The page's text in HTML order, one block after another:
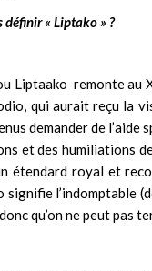
définir « Liptako » ?
Liptaako remonte au
qui aurait reçu la
demander de
et des humiliations
étendard royal et
signifie l’indomptable
donc qu’on ne peut pas